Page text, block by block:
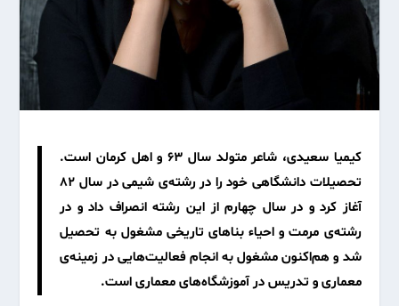
کیمیا سعیدی، شاعر متولد سال ۶۳ و اهل کرمان است.
تحصیلات دانشگاهی خود را در رشته‌ی شیمی در سال ۸۲
آغاز کرد و در سال چهارم از این رشته انصراف داد و در
رشته‌ی مرمت و احیاء بناهای تاریخی مشغول به تحصیل
شد و هم‌اکنون مشغول به انجام فعالیت‌هایی در زمینه‌ی
معماری و تدریس در آموزشگاه‌های معماری است.